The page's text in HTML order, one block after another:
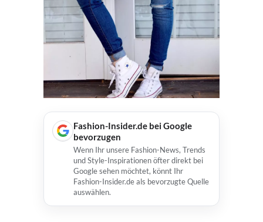
Fashion-Insider.de bei Google
bevorzugen
Wenn Ihr unsere Fashion-News, Trends
und Style-Inspirationen öfter direkt bei
Google sehen möchtet, könnt Ihr
Fashion-Insider.de als bevorzugte Quelle
auswählen.